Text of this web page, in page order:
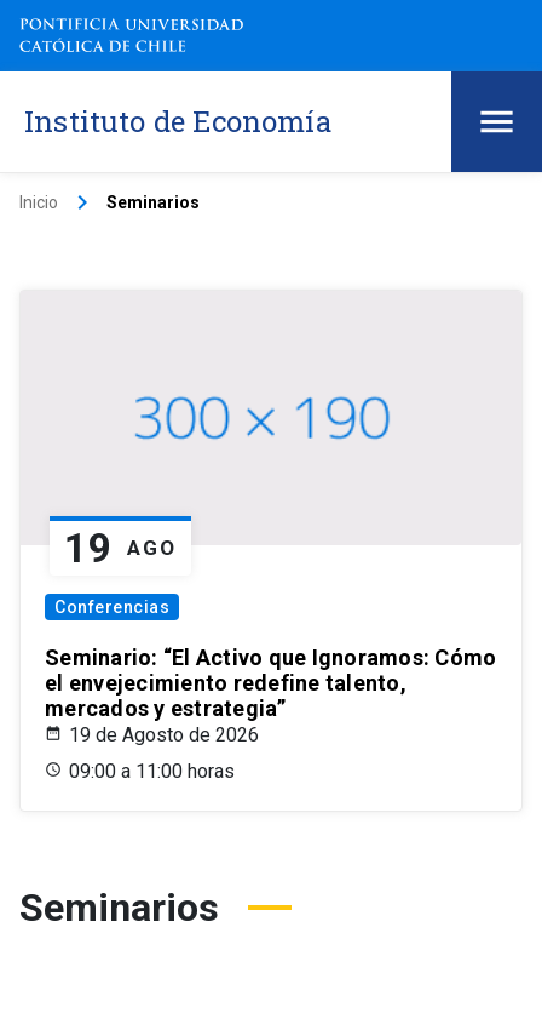
Instituto de Economía
Inicio keyboard_arrow_right Seminarios
19 AGO
Conferencias
Seminario: “El Activo que Ignoramos: Cómo
el envejecimiento redefine talento,
mercados y estrategia”
19 de Agosto de 2026
09:00 a 11:00 horas
Seminarios